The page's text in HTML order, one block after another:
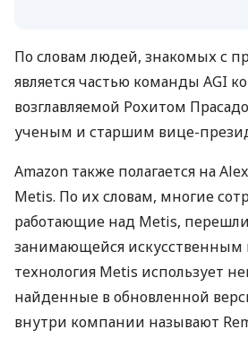
По словам людей, знакомых с
является частью команды AGI
возглавляемой Рохитом
ученым и старшим вице-
Amazon также полагается на
Metis. По их словам, многие
работающие над Metis,
занимающейся искусственным
технология Metis использует
найденные в обновленной
внутри компании называют